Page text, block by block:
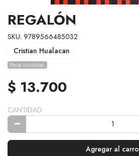
REGALÓN
SKU: 9789566485032
Cristian Hualacan
Pocas Unidades.
$ 13.700
CANTIDAD
Agregar al carro